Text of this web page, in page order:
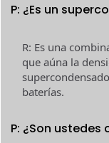
P: ¿Es un
R: Es una
que aúna la
baterías.
P: ¿Son